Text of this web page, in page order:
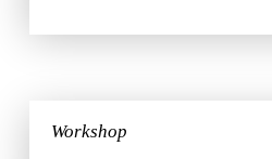
Workshop